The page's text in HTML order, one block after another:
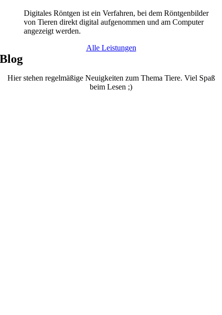
Digitales Röntgen ist ein Verfahren, bei dem Röntgenbilder
von Tieren direkt digital aufgenommen und am Computer
angezeigt werden.
Alle Leistungen
Blog
Hier stehen regelmäßige Neuigkeiten zum Thema Tiere. Viel Spaß
beim Lesen ;)